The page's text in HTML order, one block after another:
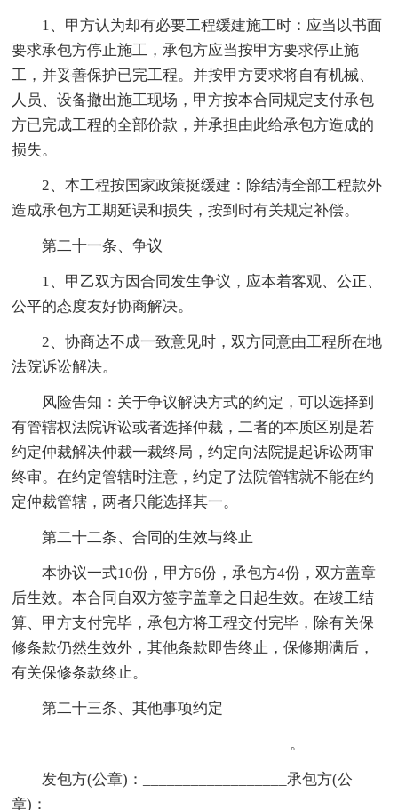
1、甲方认为却有必要工程缓建施工时：应当以书面
要求承包方停止施工，承包方应当按甲方要求停止施
工，并妥善保护已完工程。并按甲方要求将自有机械、
人员、设备撤出施工现场，甲方按本合同规定支付承包
方已完成工程的全部价款，并承担由此给承包方造成的
损失。
2、本工程按国家政策挺缓建：除结清全部工程款外
造成承包方工期延误和损失，按到时有关规定补偿。
第二十一条、争议
1、甲乙双方因合同发生争议，应本着客观、公正、
公平的态度友好协商解决。
2、协商达不成一致意见时，双方同意由工程所在地
法院诉讼解决。
风险告知：关于争议解决方式的约定，可以选择到
有管辖权法院诉讼或者选择仲裁，二者的本质区别是若
约定仲裁解决仲裁一裁终局，约定向法院提起诉讼两审
终审。在约定管辖时注意，约定了法院管辖就不能在约
定仲裁管辖，两者只能选择其一。
第二十二条、合同的生效与终止
本协议一式10份，甲方6份，承包方4份，双方盖章
后生效。本合同自双方签字盖章之日起生效。在竣工结
算、甲方支付完毕，承包方将工程交付完毕，除有关保
修条款仍然生效外，其他条款即告终止，保修期满后，
有关保修条款终止。
第二十三条、其他事项约定
_______________________________。
发包方(公章)：__________________承包方(公
章)：__________________